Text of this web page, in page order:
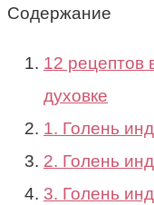
Содержание
12 рецептов
духовке
1. Голень
2. Голень
3. Голень